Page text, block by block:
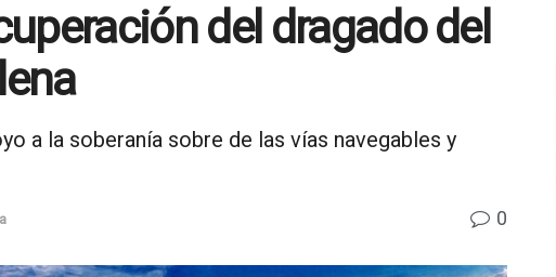
del dragado del
a la soberanía sobre de las vías navegables y
0